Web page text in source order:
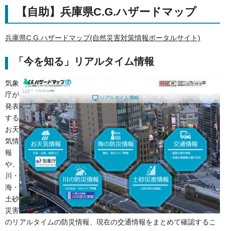
【自助】兵庫県C.G.ハザードマップ
兵庫県C.G.ハザードマップ(自然災害対策情報ポータルサイト)
「今を知る」リアルタイム情報
気象
庁が
発表
する
お天
気情
報
や、
川・
海・
土砂
災害
のリアルタイムの防災情報、現在の交通情報をまとめて確認するこ